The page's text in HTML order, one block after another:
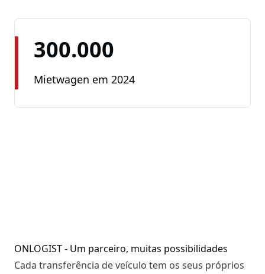
300.000
Mietwagen em 2024
ONLOGIST - Um parceiro, muitas possibilidades
Cada transferência de veículo tem os seus próprios